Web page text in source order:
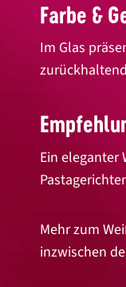
Farbe &
Im Glas
Ein eleganter
Mehr zum
inzwischen